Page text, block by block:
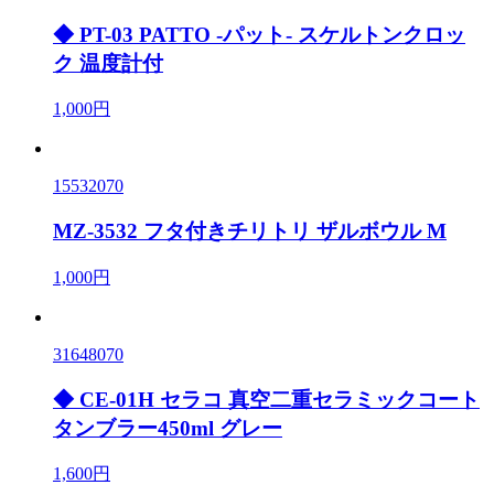
◆ PT-03 PATTO -パット- スケルトンクロッ
ク 温度計付
1,000円
15532070
MZ-3532 フタ付きチリトリ ザルボウル M
1,000円
31648070
◆ CE-01H セラコ 真空二重セラミックコート
タンブラー450ml グレー
1,600円